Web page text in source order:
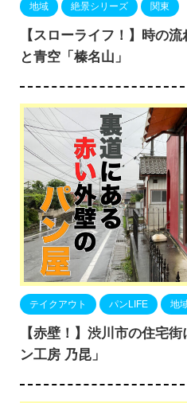
地域 絶景シリーズ 関東
【スローライフ！】時の
と青空「榛名山」
テイクアウト パンLIFE 地
【赤壁！】渋川市の住宅
ン工房 乃昆」